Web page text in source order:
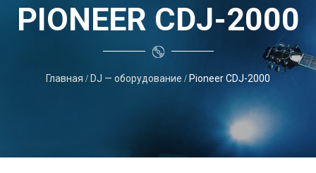
PIONEER CDJ-2000
Главная DJ — оборудование Pioneer CDJ-2000